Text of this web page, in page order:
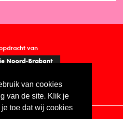
van cookies
van de site. Klik je
toe dat wij cookies
van